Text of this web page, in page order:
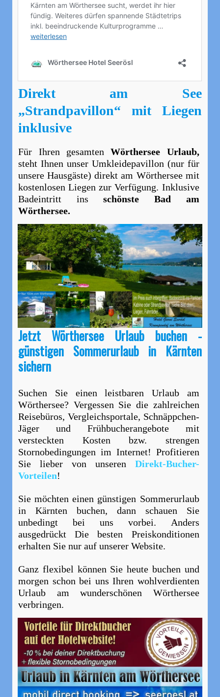
Direkt am See
„Strandpavillon“ mit Liegen
inklusive
Für Ihren gesamtenWörthersee Urlaub,
steht Ihnen unser Umkleidepavillon (nur für
unsere Hausgäste) direkt am Wörthersee mit
kostenlosen Liegen zur Verfügung. Inklusive
Badeintritt insschönste Bad am
Wörthersee.
Jetzt Wörthersee Urlaub buchen -
günstigen Sommerurlaub in Kärnten
sichern
Suchen Sie einen leistbaren Urlaub am
Wörthersee? Vergessen Sie die zahlreichen
Reisebüros, Vergleichsportale, Schnäppchen-
Jäger und Frühbucherangebote mit
versteckten Kosten bzw. strengen
Stornobedingungen im Internet! Profitieren
Sie lieber von unseren Direkt-Bucher-
Vorteilen!
Sie möchten einen günstigen Sommerurlaub
in Kärnten buchen, dann schauen Sie
unbedingt bei uns vorbei. Anders
ausgedrückt Die besten Preiskonditionen
erhalten Sie nur auf unserer Website.
Ganz flexibel können Sie heute buchen und
morgen schon bei uns Ihren wohlverdienten
Urlaub am wunderschönen Wörthersee
verbringen.